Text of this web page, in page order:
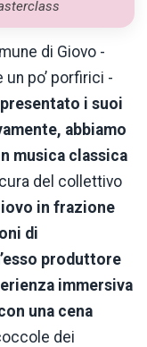
di Giovo -
un po’ porfirici -
i suoi
abbiamo
musica classica
del collettivo
in frazione
di
produttore
immersiva
una cena
dei